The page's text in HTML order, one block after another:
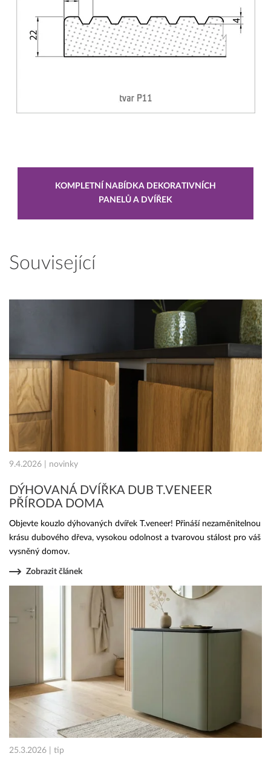
KOMPLETNÍ NABÍDKA DEKORATIVNÍCH
PANELŮ A DVÍŘEK
Související
9.4.2026 | novinky
DÝHOVANÁ DVÍŘKA DUB T.VENEER
PŘÍRODA DOMA
Objevte kouzlo dýhovaných dvířek T.veneer! Přináší nezaměnitelnou
krásu dubového dřeva, vysokou odolnost a tvarovou stálost pro váš
vysněný domov.
Zobrazit článek
25.3.2026 | tip